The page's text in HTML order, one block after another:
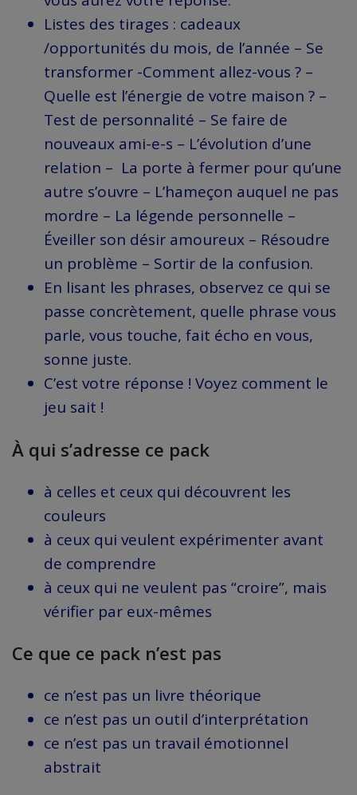
Listes des tirages : cadeaux
/opportunités du mois, de l’année – Se
transformer -Comment allez-vous ? –
Quelle est l’énergie de votre maison ? –
Test de personnalité – Se faire de
nouveaux ami-e-s – L’évolution d’une
relation – La porte à fermer pour qu’une
autre s’ouvre – L’hameçon auquel ne pas
mordre – La légende personnelle –
Éveiller son désir amoureux – Résoudre
un problème – Sortir de la confusion.
En lisant les phrases, observez ce qui se
passe concrètement, quelle phrase vous
parle, vous touche, fait écho en vous,
sonne juste.
C’est votre réponse ! Voyez comment le
jeu sait !
À qui s’adresse ce pack
à celles et ceux qui découvrent les
couleurs
à ceux qui veulent expérimenter avant
de comprendre
à ceux qui ne veulent pas “croire”, mais
vérifier par eux-mêmes
Ce que ce pack n’est pas
ce n’est pas un livre théorique
ce n’est pas un outil d’interprétation
ce n’est pas un travail émotionnel
abstrait